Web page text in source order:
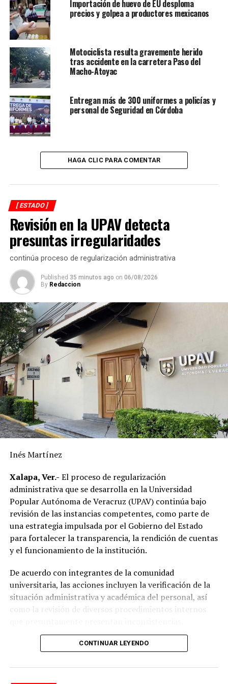
Importación de huevo de EU desploma
precios y golpea a productores mexicanos
Motociclista resulta gravemente herido
tras accidente en la carretera Paso del
Macho-Atoyac
Entregan más de 300 uniformes a policías y
personal de Seguridad en Córdoba
HAGA CLIC PARA COMENTAR
[ ESTADO ]
Revisión en la UPAV detecta
presuntas irregularidades
continúa proceso de regularización administrativa
Published 35 minutos ago on 06/08/2026
By Redaccion
Inés Martínez
Xalapa, Ver.- El proceso de regularización
administrativa que se desarrolla en la Universidad
Popular Autónoma de Veracruz (UPAV) continúa bajo
revisión de las instancias competentes, como parte de
una estrategia impulsada por el Gobierno del Estado
para fortalecer la transparencia, la rendición de cuentas
y el funcionamiento de la institución.
De acuerdo con integrantes de la comunidad
universitaria, las acciones incluyen la verificación de la
situación administrativa y académica del personal, así
como la revisión de diversos procedimientos internos
Entre los aspectos que son objeto de análisis se
encuentran posibles casos de docentes con asignaciones
simultáneas en distintos centros de estudio, la
validación de documentación académica de directivos,
CONTINUAR LEYENDO